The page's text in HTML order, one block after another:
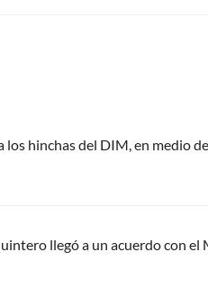
los hinchas del DIM, en medio
llegó a un acuerdo con